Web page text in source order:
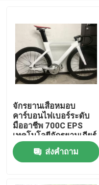
จักรยานเสือหมอบ
คาร์บอนไฟเบอร์ระดับ
มืออาชีพ 700C EPS
เทคโนโลยีจักรยานเกียร์
คงที่
ส่งคำถาม